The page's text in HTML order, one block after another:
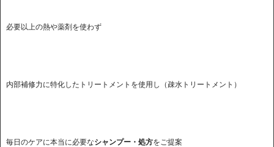
必要以上の熱や薬剤を使わず
内部補修力に特化したトリートメントを使用し（疎水トリートメント）
毎日のケアに本当に必要なシャンプー・処方をご提案